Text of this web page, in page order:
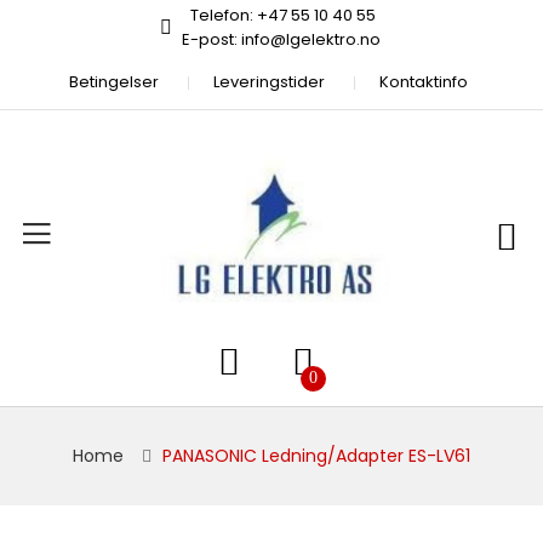
Telefon: +47 55 10 40 55
E-post: info@lgelektro.no
Betingelser
Leveringstider Kontaktinfo
Home PANASONIC Ledning/Adapter ES-LV61